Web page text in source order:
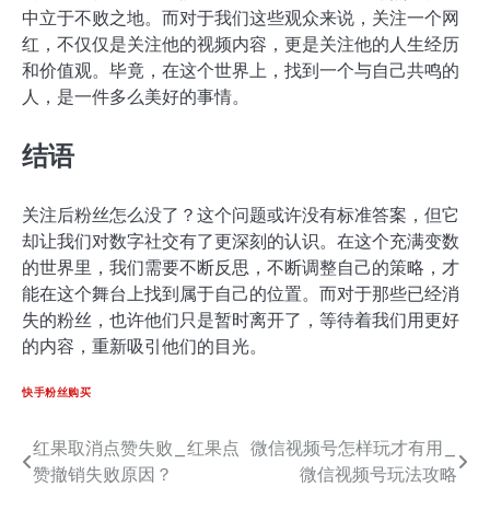
中立于不败之地。而对于我们这些观众来说，关注一个网
红，不仅仅是关注他的视频内容，更是关注他的人生经历
和价值观。毕竟，在这个世界上，找到一个与自己共鸣的
人，是一件多么美好的事情。
结语
关注后粉丝怎么没了？这个问题或许没有标准答案，但它
却让我们对数字社交有了更深刻的认识。在这个充满变数
的世界里，我们需要不断反思，不断调整自己的策略，才
能在这个舞台上找到属于自己的位置。而对于那些已经消
失的粉丝，也许他们只是暂时离开了，等待着我们用更好
的内容，重新吸引他们的目光。
快手粉丝购买
文
章
红果取消点赞失败_红果点
赞撤销失败原因？
微信视频号怎样玩才有用_
微信视频号玩法攻略